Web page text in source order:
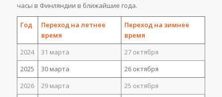
часы в Финляндии в ближайшие года.
Год
Переход на летнее
время
Переход на зимнее
время
2024
31 марта
27 октября
2025
30 марта
26 октября
2026
29 марта
25 октября